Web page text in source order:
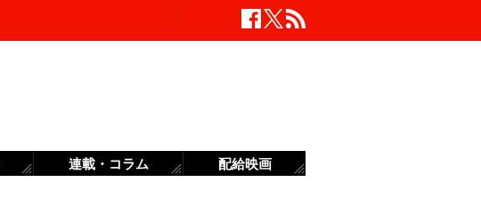
連載・コラム 配給映画